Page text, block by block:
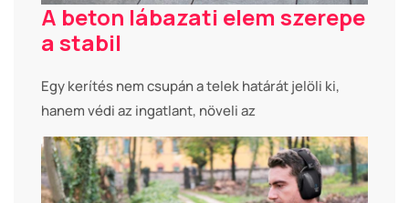
A beton lábazati elem szerepe
a stabil
Egy kerítés nem csupán a telek határát jelöli ki,
hanem védi az ingatlant, növeli az